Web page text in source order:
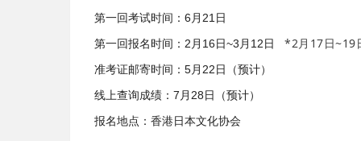
第一回考试时间：6月21日
第一回报名时间：2月16日~3月12日 *2月17日~19
准考证邮寄时间：5月22日（预计）
线上查询成绩：7月28日（预计）
报名地点：香港日本文化协会